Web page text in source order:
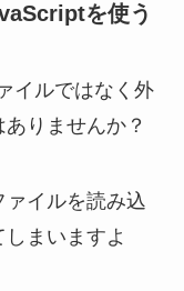
を使う
イルではなく外
りませんか？
イルを読み込
まいますよ